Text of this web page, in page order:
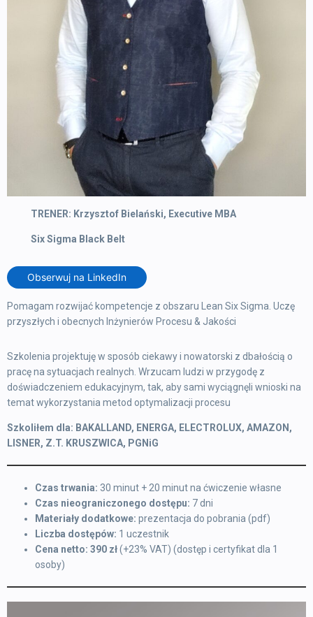
TRENER: Krzysztof Bielański, Executive MBA
Six Sigma Black Belt
Obserwuj na LinkedIn
Pomagam rozwijać kompetencje z obszaru Lean Six Sigma. Uczę
przyszłych i obecnych Inżynierów Procesu & Jakości
Szkolenia projektuję w sposób ciekawy i nowatorski z dbałością o
pracę na sytuacjach realnych. Wrzucam ludzi w przygodę z
doświadczeniem edukacyjnym, tak, aby sami wyciągnęli wnioski na
temat wykorzystania metod optymalizacji procesu
Szkoliłem dla: BAKALLAND, ENERGA, ELECTROLUX, AMAZON,
LISNER, Z.T. KRUSZWICA, PGNiG
Czas trwania: 30 minut + 20 minut na ćwiczenie własne
Czas nieograniczonego dostępu: 7 dni
Materiały dodatkowe: prezentacja do pobrania (pdf)
Liczba dostępów: 1 uczestnik
Cena netto: 390 zł(+23% VAT) (dostęp i certyfikat dla 1
osoby)